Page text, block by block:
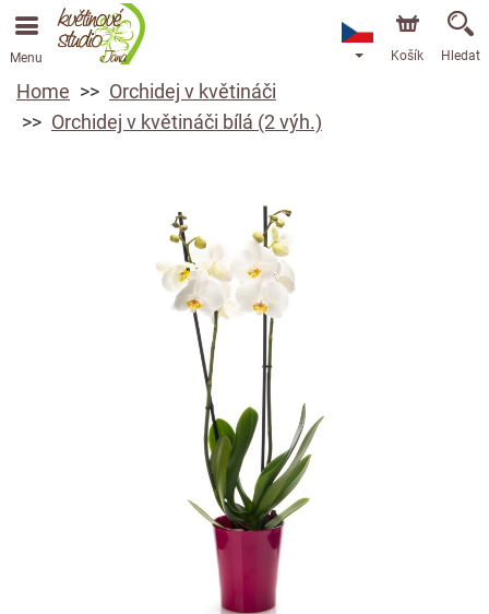
Menu Košík Hledat
Home
Orchidej v květináči
Orchidej v květináči bílá (2 výh.)